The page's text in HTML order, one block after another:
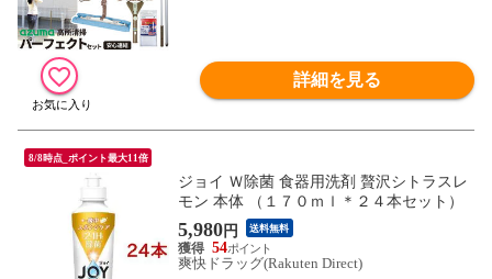
詳細を見る
8/8時点_ポイント最大11倍
ジョイ Ｗ除菌 食器用洗剤 贅沢シトラスレ
モン 本体 （１７０ｍｌ＊２４本セット）
5,980円 送料無料
54
爽快ドラッグ(Rakuten Direct)